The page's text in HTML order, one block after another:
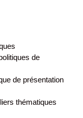
de
de présentation
thématiques